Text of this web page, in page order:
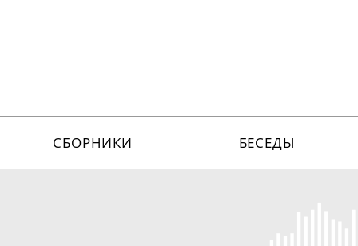
СБОРНИКИ БЕСЕДЫ